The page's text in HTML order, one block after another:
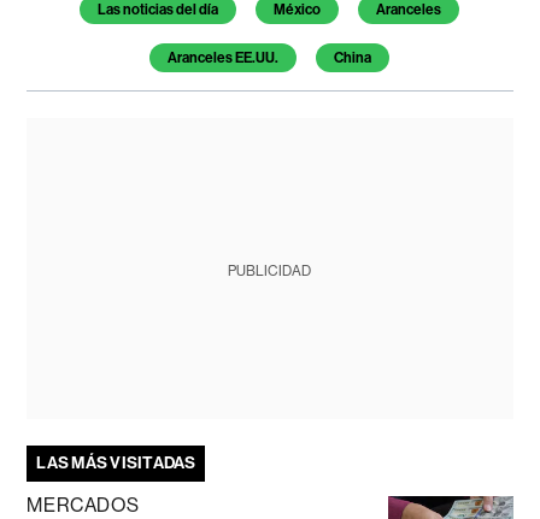
Las noticias del día México Aranceles
Aranceles EE.UU. China
PUBLICIDAD
LAS MÁS VISITADAS
MERCADOS